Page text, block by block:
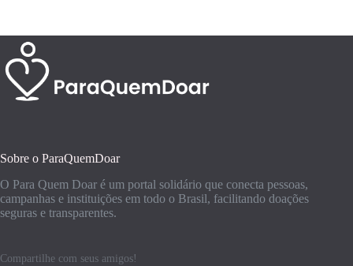
Sobre o ParaQuemDoar
O Para Quem Doar é um portal solidário que conecta pessoas,
campanhas e instituições em todo o Brasil, facilitando doações
seguras e transparentes.
Compartilhe com seus amigos!